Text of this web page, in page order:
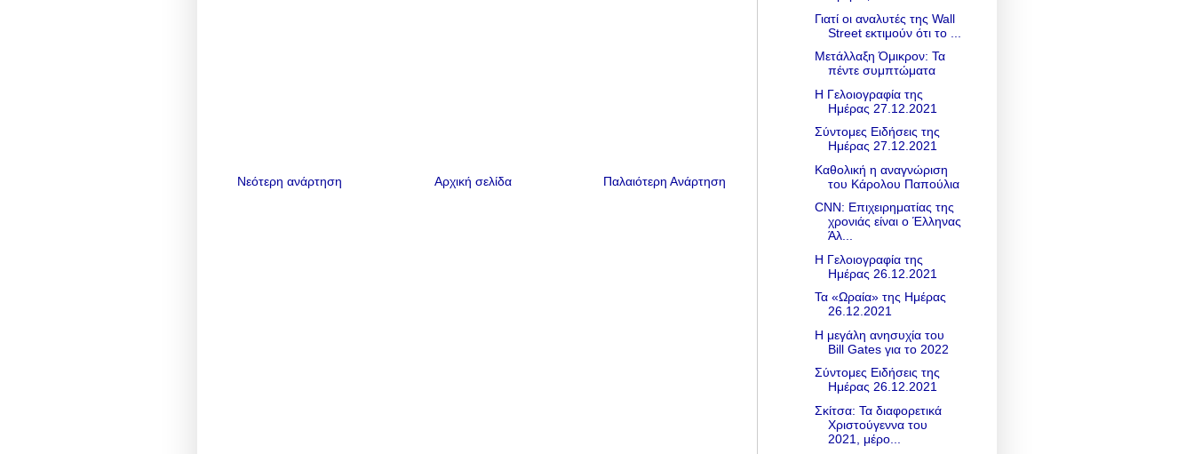
Νεότερη ανάρτηση Παλαιότερη Ανάρτηση
Αρχική σελίδα
Γιατί οι αναλυτές της Wall
Street εκτιμούν ότι το ...
Μετάλλαξη Όμικρον: Τα
πέντε συμπτώματα
Η Γελοιογραφία της
Ημέρας 27.12.2021
Σύντομες Ειδήσεις της
Ημέρας 27.12.2021
Καθολική η αναγνώριση
του Κάρολου Παπούλια
CNN: Επιχειρηματίας της
χρονιάς είναι o Έλληνας
Άλ...
Η Γελοιογραφία της
Ημέρας 26.12.2021
Τα «Ωραία» της Ημέρας
26.12.2021
Η μεγάλη ανησυχία του
Bill Gates για το 2022
Σύντομες Ειδήσεις της
Ημέρας 26.12.2021
Σκίτσα: Τα διαφορετικά
Χριστούγεννα του
2021, μέρο...